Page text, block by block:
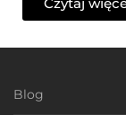
Czytaj
Blog